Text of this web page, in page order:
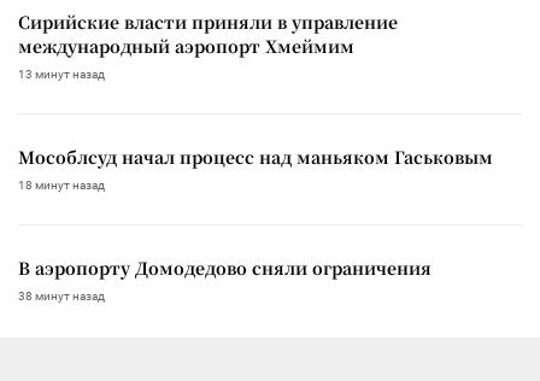
Сирийские власти приняли в управление
международный аэропорт Хмеймим
13 минут назад
Мособлсуд начал процесс над маньяком Гаськовым
18 минут назад
В аэропорту Домодедово сняли ограничения
38 минут назад